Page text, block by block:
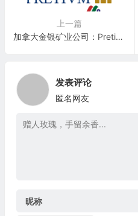
上一篇
加拿大金银矿业公司：Pretium Resources Inc.(PVG)
发表评论
匿名网友
昵称